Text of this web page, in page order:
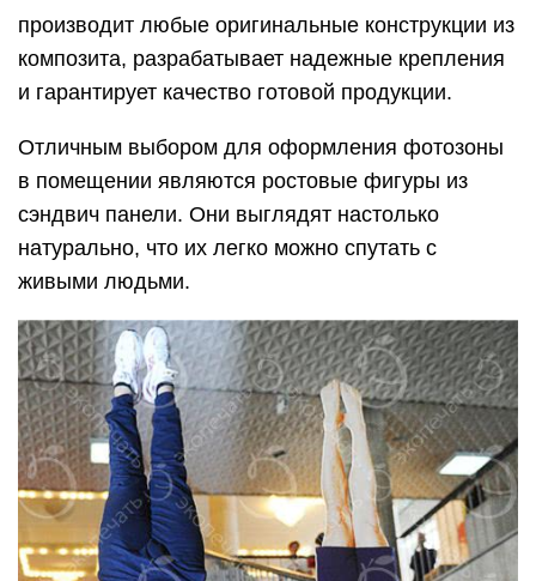
производит любые оригинальные конструкции из
композита, разрабатывает надежные крепления
и гарантирует качество готовой продукции.
Отличным выбором для оформления фотозоны
в помещении являются ростовые фигуры из
сэндвич панели. Они выглядят настолько
натурально, что их легко можно спутать с
живыми людьми.